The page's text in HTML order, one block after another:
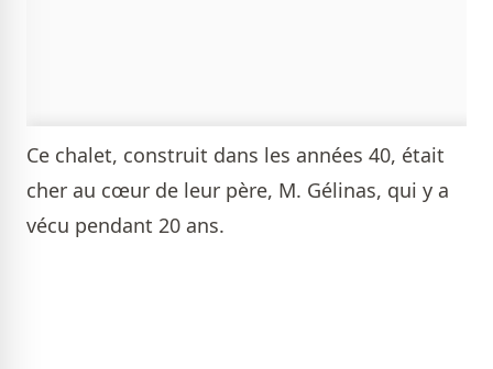
Ce chalet, construit dans les années 40, était
cher au cœur de leur père, M. Gélinas, qui y a
vécu pendant 20 ans.